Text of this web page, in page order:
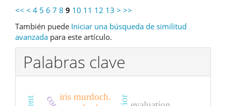
<< < 4 5 6 7 8 9 10 11 12 13 > >>
También puede Iniciar una búsqueda de similitud
avanzada para este artículo.
Palabras clave
iris murdoch.